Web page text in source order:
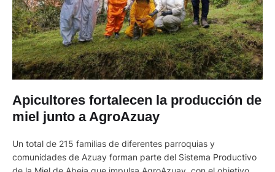
Apicultores fortalecen la producción de
miel junto a AgroAzuay
Un total de 215 familias de diferentes parroquias y
comunidades de Azuay forman parte del Sistema Productivo